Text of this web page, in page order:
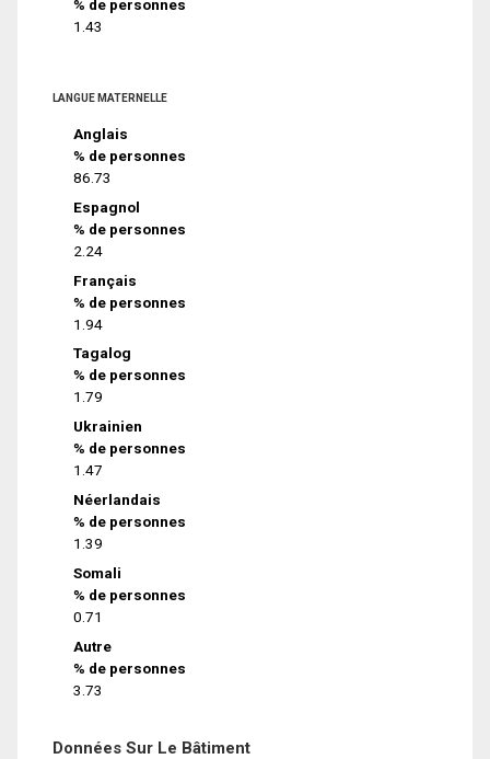
% de personnes
1.43
LANGUE MATERNELLE
Anglais
% de personnes
86.73
Espagnol
% de personnes
2.24
Français
% de personnes
1.94
Tagalog
% de personnes
1.79
Ukrainien
% de personnes
1.47
Néerlandais
% de personnes
1.39
Somali
% de personnes
0.71
Autre
% de personnes
3.73
Données Sur Le Bâtiment